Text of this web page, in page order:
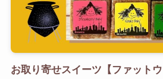
お取り寄せスイーツ【ファットウ